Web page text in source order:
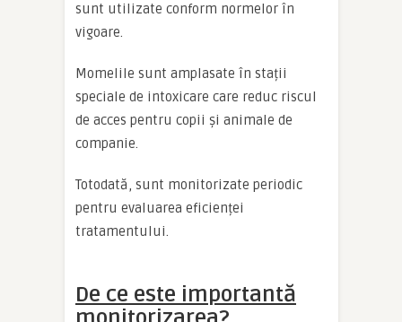
sunt utilizate conform normelor în
vigoare.
Momelile sunt amplasate în stații
speciale de intoxicare care reduc riscul
de acces pentru copii și animale de
companie.
Totodată, sunt monitorizate periodic
pentru evaluarea eficienței
tratamentului.
De ce este importantă